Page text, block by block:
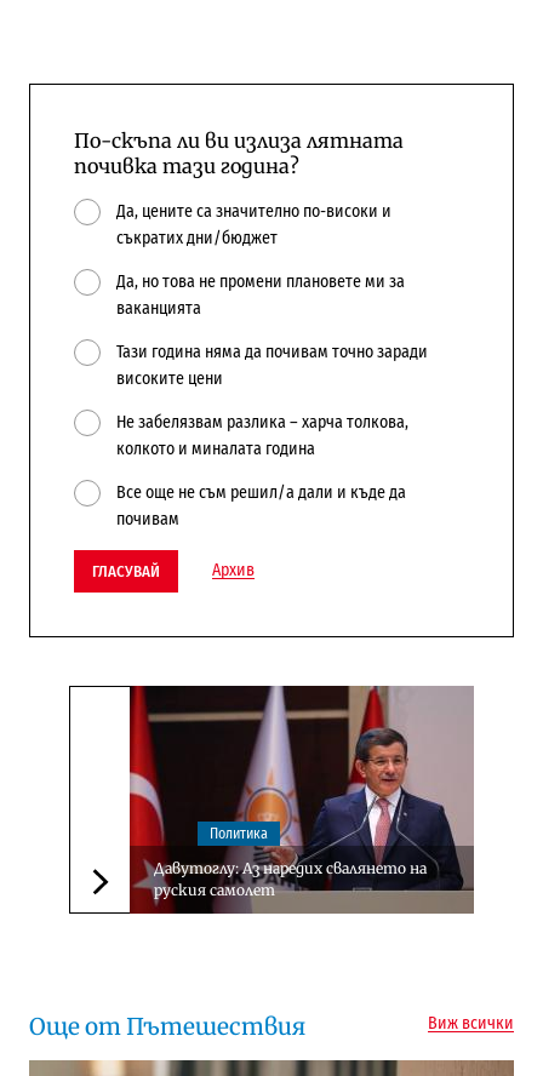
По-скъпа ли ви излиза лятната
почивка тази година?
Да, цените са значително по-високи и
съкратих дни/бюджет
Да, но това не промени плановете ми за
ваканцията
Тази година няма да почивам точно заради
високите цени
Не забелязвам разлика – харча толкова,
колкото и миналата година
Все още не съм решил/а дали и къде да
почивам
ГЛАСУВАЙ Архив
Следваща новина
Политика
Давутоглу: Аз наредих свалянето на
руския самолет
Още от Пътешествия Виж всички